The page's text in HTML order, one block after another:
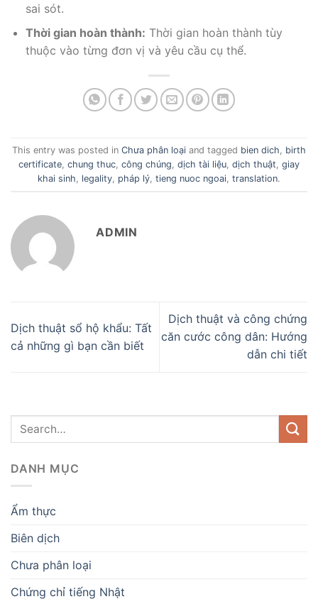
sai sót.
Thời gian hoàn thành: Thời gian hoàn thành tùy
thuộc vào từng đơn vị và yêu cầu cụ thể.
This entry was posted in Chưa phân loại and tagged bien dich
birth
certificate chung thuc công chúng dịch tài liệu dịch thuật giay
khai sinh
legality pháp lý tieng nuoc ngoai translation.
ADMIN
Dịch thuật sổ hộ khẩu: Tất
cả những gì bạn cần biết
Dịch thuật và công chứng
căn cước công dân: Hướng
dẫn chi tiết
DANH MỤC
Ẩm thực
Biên dịch
Chưa phân loại
Chứng chỉ tiếng Nhật